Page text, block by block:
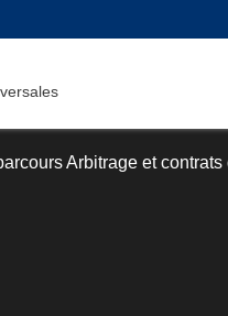
Arbitrage et contrats